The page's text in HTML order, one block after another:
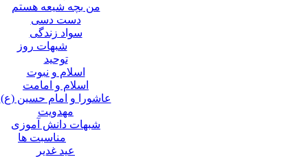
من بچه شیعه هستم
دست دسی
سواد زندگی
شبهات روز
توحید
اسلام و نبوت
اسلام و امامت
عاشورا و امام حسین (ع)
مهدویت
شبهات دانش آموزی
مناسبت ها
عید غدير